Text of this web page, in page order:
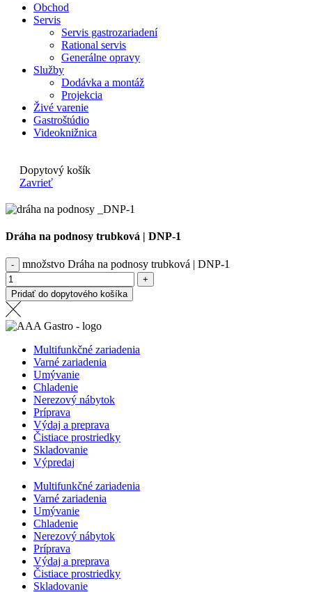
Obchod
Servis
Servis gastrozariadení
Rational servis
Generálne opravy
Služby
Dodávka a montáž
Projekcia
Živé varenie
Gastroštúdio
Videoknižnica
Dopytový košík
Zavrieť
Dráha na podnosy trubková | DNP-1
množstvo Dráha na podnosy trubková | DNP-1
Pridať do dopytového košíka
Multifunkčné zariadenia
Varné zariadenia
Umývanie
Chladenie
Nerezový nábytok
Príprava
Výdaj a preprava
Čistiace prostriedky
Skladovanie
Výpredaj
Multifunkčné zariadenia
Varné zariadenia
Umývanie
Chladenie
Nerezový nábytok
Príprava
Výdaj a preprava
Čistiace prostriedky
Skladovanie